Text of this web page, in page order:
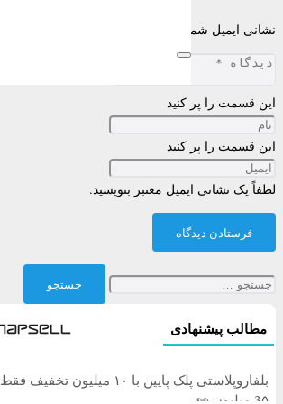
نشانی ایمیل شما منتشر نخواهد شد.
این قسمت را پر کنید
این قسمت را پر کنید
لطفاً یک نشانی ایمیل معتبر بنویسید.
فرستادن دیدگاه
جستجو
برای:
مطالب پیشنهادی
بلفاروپلاستی پلک پایین با ۱۰ میلیون تخفیف فقط
3۵ میلیون 👀